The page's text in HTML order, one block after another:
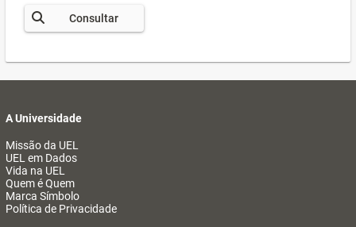
Consultar
A Universidade
Missão da UEL
UEL em Dados
Vida na UEL
Quem é Quem
Marca Símbolo
Política de Privacidade